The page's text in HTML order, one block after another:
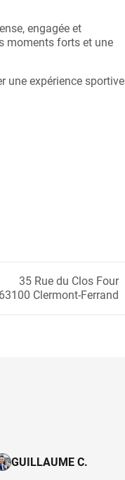
engagée et
moments forts et une
une expérience sportive
35 Rue du Clos Four
63100 Clermont-Ferrand
GUILLAUME C.